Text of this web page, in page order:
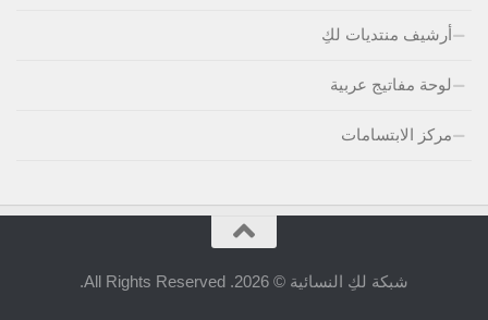
أرشيف منتديات لكِ
لوحة مفاتيج عربية
مركز الابتسامات
شبكة لكِ النسائية © 2026. All Rights Reserved.